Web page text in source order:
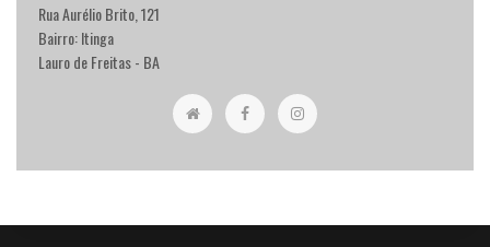
Rua Aurélio Brito, 121
Bairro: Itinga
Lauro de Freitas - BA